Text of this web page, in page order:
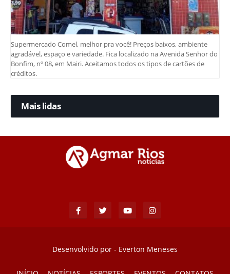
Supermercado Comel, melhor pra você! Preços baixos, ambiente
agradável, espaço e variedade. Fica localizado na Avenida Senhor do
Bonfim, nº 08, em Mairi. Aceitamos todos os tipos de cartões de
créditos.
Mais lidas
Desenvolvido por - Everton Meneses